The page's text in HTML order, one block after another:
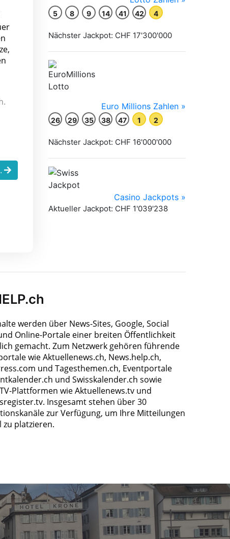
werden über News-Sites, Google, Social
Online-Portale einer breiten Öffentlichkeit
gemacht. Zum Netzwerk gehören führende
wie Aktuellenews.ch, News.help.ch,
und Tagesthemen.ch, Eventportale
und Swisskalender.ch sowie
Plattformen wie Aktuellenews.tv und
Insgesamt stehen über 30
zur Verfügung, um Ihre Mitteilungen
zu platzieren.